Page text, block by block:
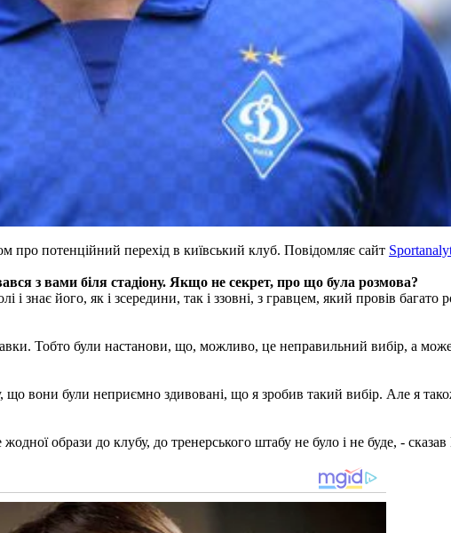
про потенційний перехід в київський клуб. Повідомляє сайт
з вами біля стадіону. Якщо не секрет, про що була розмова?
знає його, як і зсередини, так і ззовні, з гравцем, який провів багато
Тобто були настанови, що, можливо, це неправильний вибір, а може
вони були неприємно здивовані, що я зробив такий вибір. Але я
образи до клубу, до тренерського штабу не було і не буде, - сказав